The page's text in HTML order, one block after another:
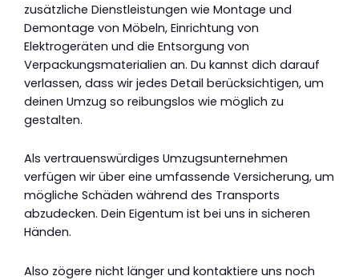
zusätzliche Dienstleistungen wie Montage und
Demontage von Möbeln, Einrichtung von
Elektrogeräten und die Entsorgung von
Verpackungsmaterialien an. Du kannst dich darauf
verlassen, dass wir jedes Detail berücksichtigen, um
deinen Umzug so reibungslos wie möglich zu
gestalten.
Als vertrauenswürdiges Umzugsunternehmen
verfügen wir über eine umfassende Versicherung, um
mögliche Schäden während des Transports
abzudecken. Dein Eigentum ist bei uns in sicheren
Händen.
Also zögere nicht länger und kontaktiere uns noch